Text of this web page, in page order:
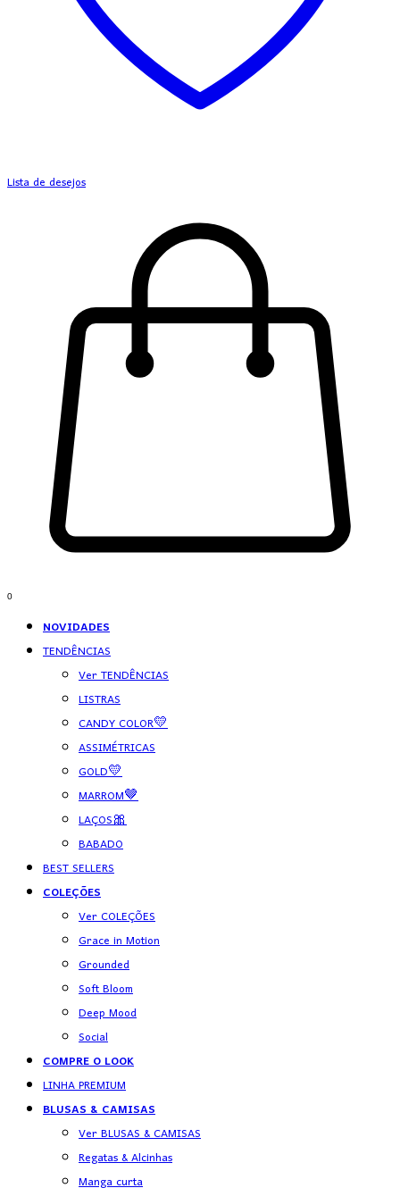
Lista de desejos
0
NOVIDADES
TENDÊNCIAS
Ver TENDÊNCIAS
LISTRAS
CANDY COLOR💛
ASSIMÉTRICAS
GOLD💛
MARROM🤎
LAÇOS🎀
BABADO
BEST SELLERS
COLEÇÕES
Ver COLEÇÕES
Grace in Motion
Grounded
Soft Bloom
Deep Mood
Social
COMPRE O LOOK
LINHA PREMIUM
BLUSAS & CAMISAS
Ver BLUSAS & CAMISAS
Regatas & Alcinhas
Manga curta